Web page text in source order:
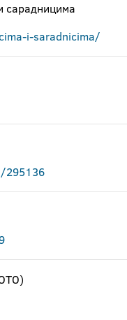
сарадницима
i-saradnicima/
295136